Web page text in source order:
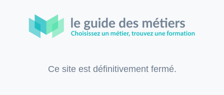
Ce site est définitivement fermé.